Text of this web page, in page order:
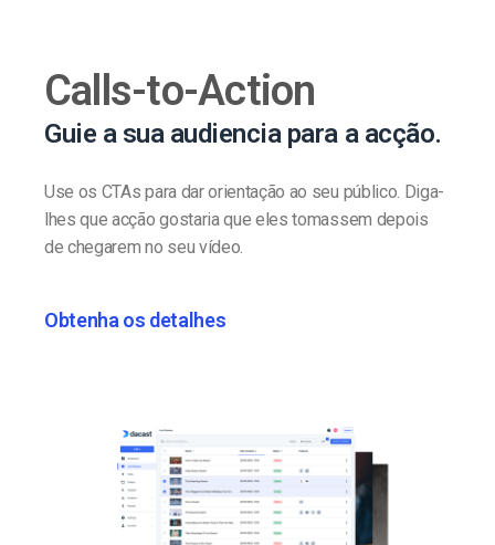
Calls-to-Action
Guie a sua audiencia para a acção.
Use os CTAs para dar orientação ao seu público. Diga-
lhes que acção gostaria que eles tomassem depois
de chegarem no seu vídeo.
Obtenha os detalhes